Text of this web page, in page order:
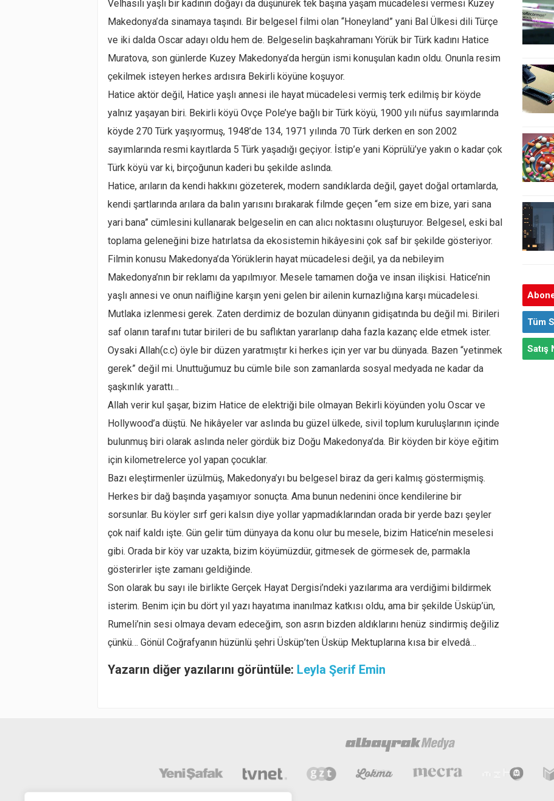
Velhasılı yaşlı bir kadının doğayı da düşünürek tek başına yaşam mücadelesi vermesi Kuzey
Makedonya’da sinamaya taşındı. Bir belgesel filmi olan “Honeyland” yani Bal Ülkesi dili Türçe
ve iki dalda Oscar adayı oldu hem de. Belgeselin başkahramanı Yörük bir Türk kadını Hatice
Muratova, son günlerde Kuzey Makedonya’da hergün ismi konuşulan kadın oldu. Onunla resim
çekilmek isteyen herkes ardısıra Bekirli köyüne koşuyor.
Hatice aktör değil, Hatice yaşlı annesi ile hayat mücadelesi vermiş terk edilmiş bir köyde
yalnız yaşayan biri. Bekirli köyü Ovçe Pole’ye bağlı bir Türk köyü, 1900 yılı nüfus sayımlarında
köyde 270 Türk yaşıyormuş, 1948’de 134, 1971 yılında 70 Türk derken en son 2002
sayımlarında resmi kayıtlarda 5 Türk yaşadığı geçiyor. İstip’e yani Köprülü’ye yakın o kadar çok
Türk köyü var ki, birçoğunun kaderi bu şekilde aslında.
Hatice, arıların da kendi hakkını gözeterek, modern sandıklarda değil, gayet doğal ortamlarda,
kendi şartlarında arılara da balın yarısını bırakarak filmde geçen “em size em bize, yari sana
yari bana” cümlesini kullanarak belgeselin en can alıcı noktasını oluşturuyor. Belgesel, eski bal
toplama geleneğini bize hatırlatsa da ekosistemin hikâyesini çok saf bir şekilde gösteriyor.
Filmin konusu Makedonya’da Yörüklerin hayat mücadelesi değil, ya da nebileyim
Makedonya’nın bir reklamı da yapılmıyor. Mesele tamamen doğa ve insan ilişkisi. Hatice’nin
yaşlı annesi ve onun naifliğine karşın yeni gelen bir ailenin kurnazlığına karşı mücadelesi.
Mutlaka izlenmesi gerek. Zaten derdimiz de bozulan dünyanın gidişatında bu değil mi. Birileri
saf olanın tarafını tutar birileri de bu saflıktan yararlanıp daha fazla kazanç elde etmek ister.
Oysaki Allah(c.c) öyle bir düzen yaratmıştır ki herkes için yer var bu dünyada. Bazen “yetinmek
gerek” değil mi. Unuttuğumuz bu cümle bile son zamanlarda sosyal medyada ne kadar da
şaşkınlık yarattı…
Allah verir kul şaşar, bizim Hatice de elektriği bile olmayan Bekirli köyünden yolu Oscar ve
Hollywood’a düştü. Ne hikâyeler var aslında bu güzel ülkede, sivil toplum kuruluşlarının içinde
bulunmuş biri olarak aslında neler gördük biz Doğu Makedonya’da. Bir köyden bir köye eğitim
için kilometrelerce yol yapan çocuklar.
Bazı eleştirmenler üzülmüş, Makedonya’yı bu belgesel biraz da geri kalmış göstermişmiş.
Herkes bir dağ başında yaşamıyor sonuçta. Ama bunun nedenini önce kendilerine bir
sorsunlar. Bu köyler sırf geri kalsın diye yollar yapmadıklarından orada bir yerde bazı şeyler
çok naif kaldı işte. Gün gelir tüm dünyaya da konu olur bu mesele, bizim Hatice’nin meselesi
gibi. Orada bir köy var uzakta, bizim köyümüzdür, gitmesek de görmesek de, parmakla
gösterirler işte zamanı geldiğinde.
Son olarak bu sayı ile birlikte Gerçek Hayat Dergisi’ndeki yazılarıma ara verdiğimi bildirmek
isterim. Benim için bu dört yıl yazı hayatıma inanılmaz katkısı oldu, ama bir şekilde Üsküp’ün,
Rumeli’nin sesi olmaya devam edeceğim, son asrın bizden aldıklarını henüz sindirmiş değiliz
çünkü… Gönül Coğrafyanın hüzünlü şehri Üsküp’ten Üsküp Mektuplarına kısa bir elvedâ…
Yazarın diğer yazılarını görüntüle: Leyla Şerif Emin
Tüm
Satış